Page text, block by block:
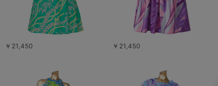
￥21,450 ￥21,450